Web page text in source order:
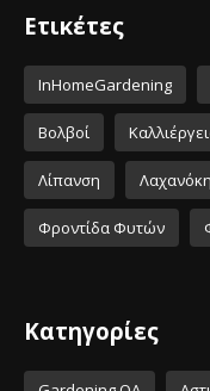
Ετικέτες
InHomeGardening
Βολβοί
Λίπανση
Φροντίδα Φυτών
Κατηγορίες